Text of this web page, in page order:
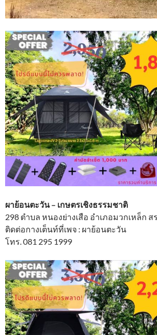
ผาย้อนตะวัน – เกษตรเชิงธรรมชาติ
298 ตำบล หนองย่างเสือ อำเภอมวกเหล็ก ส
ติดต่อกางเต็นท์ที่เพจ : ผาย้อนตะวัน
โทร. 081 295 1999